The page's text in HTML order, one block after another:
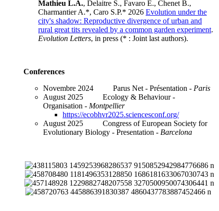
Mathieu L.A., Delaitre S., Favaro E., Chenet B.,
Charmantier A.*, Caro S.P.* 2026 Evolution under the
city's shadow: Reproductive divergence of urban and
rural great tits revealed by a common garden experiment.
Evolution Letters, in press (* : Joint last authors).
Conferences
Novembre 2024 Parus Net - Présentation - Paris
August 2025 Ecology & Behaviour -
Organisation - Montpellier
https://ecobhvr2025.sciencesconf.org/
August 2025 Congress of European Society for
Evolutionary Biology - Presentation - Barcelona